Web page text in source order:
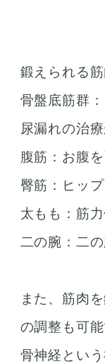
鍛えられる
骨盤底筋群
尿漏れの治
腹筋：お腹
臀筋：ヒッ
太もも：筋
二の腕：二
また、筋肉
の調整も可
骨神経とい